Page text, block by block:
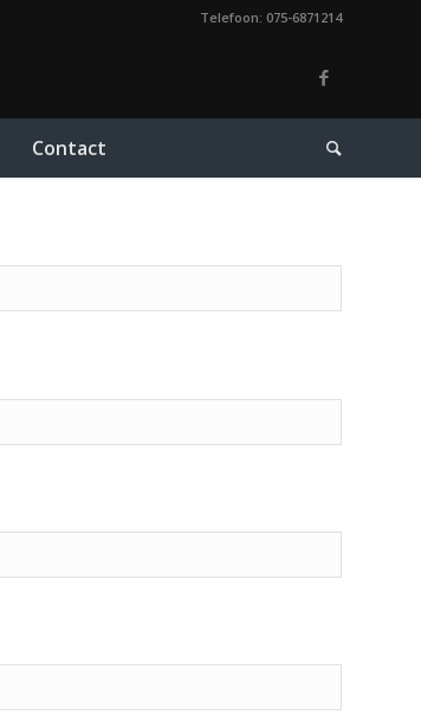
Telefoon: 075-6871214
Contact